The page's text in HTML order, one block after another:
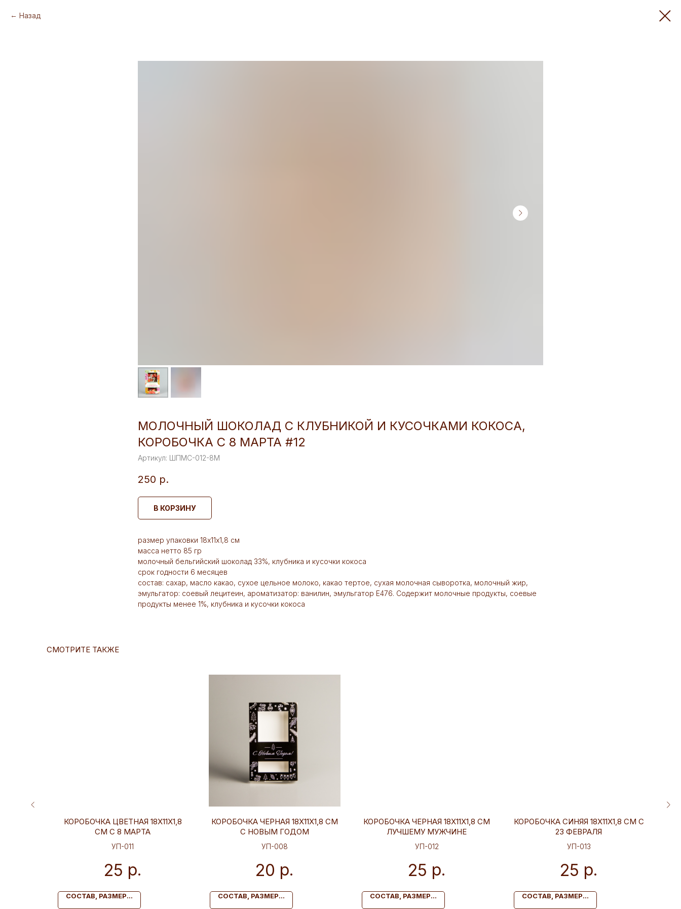
Назад
МОЛОЧНЫЙ ШОКОЛАД С КЛУБНИКОЙ И КУСОЧКАМИ КОКОСА,
КОРОБОЧКА С 8 МАРТА #12
Артикул: ШПМС-012-8М
250 р.
В КОРЗИНУ
размер упаковки 18х11х1,8 см
масса нетто 85 гр
молочный бельгийский шоколад 33%, клубника и кусочки кокоса
срок годности 6 месяцев
состав: сахар, масло какао, сухое цельное молоко, какао тертое, сухая молочная сыворотка, молочный жир,
эмульгатор: соевый лецитеин, ароматизатор: ванилин, эмульгатор Е476. Содержит молочные продукты, соевые
продукты менее 1%, клубника и кусочки кокоса
СМОТРИТЕ ТАКЖЕ
КОРОБОЧКА ЦВЕТНАЯ 18Х11Х1,8
СМ С 8 МАРТА
УП-011
25 р.
СОСТАВ, РАЗМЕР...
КОРОБОЧКА ЧЕРНАЯ 18Х11Х1,8 СМ
С НОВЫМ ГОДОМ
УП-008
20 р.
СОСТАВ, РАЗМЕР...
КОРОБОЧКА ЧЕРНАЯ 18Х11Х1,8 СМ
ЛУЧШЕМУ МУЖЧИНЕ
УП-012
25 р.
СОСТАВ, РАЗМЕР...
КОРОБОЧКА СИНЯЯ 18Х11Х1,8 СМ С
23 ФЕВРАЛЯ
УП-013
25 р.
СОСТАВ, РАЗМЕР...